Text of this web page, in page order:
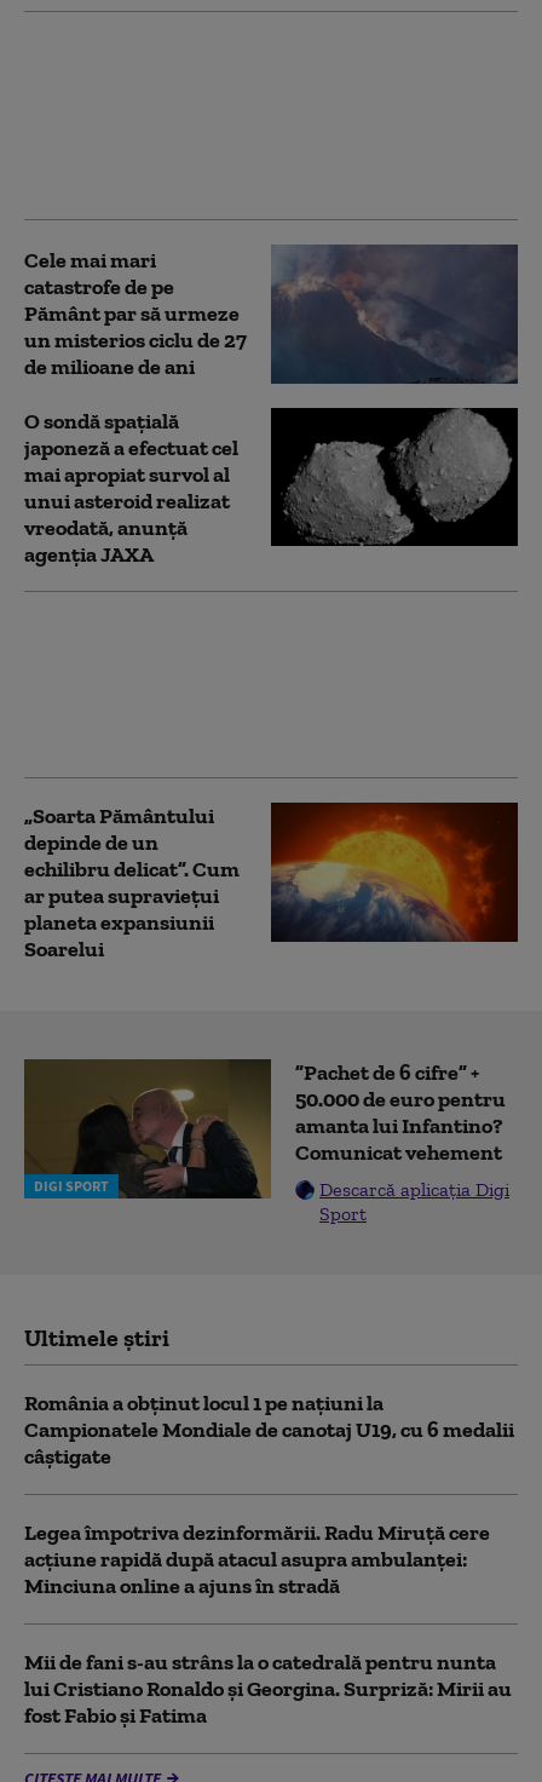
Cele mai mari
catastrofe de pe
Pământ par să urmeze
un misterios ciclu de 27
de milioane de ani
O sondă spațială
japoneză a efectuat cel
mai apropiat survol al
unui asteroid realizat
vreodată, anunță
agenția JAXA
„Soarta Pământului
depinde de un
echilibru delicat”. Cum
ar putea supraviețui
planeta expansiunii
Soarelui
DIGI SPORT
”Pachet de 6 cifre” +
50.000 de euro pentru
amanta lui Infantino?
Comunicat vehement
Descarcă aplicația Digi
Sport
Ultimele știri
România a obținut locul 1 pe naţiuni la
Campionatele Mondiale de canotaj U19, cu 6 medalii
câștigate
Legea împotriva dezinformării. Radu Miruță cere
acțiune rapidă după atacul asupra ambulanței:
Minciuna online a ajuns în stradă
Mii de fani s-au strâns la o catedrală pentru nunta
lui Cristiano Ronaldo şi Georgina. Surpriză: Mirii au
fost Fabio şi Fatima